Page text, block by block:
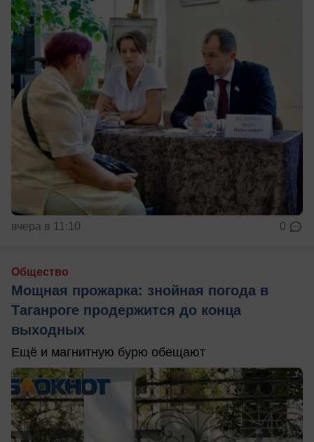
вчера в 11:10 0
Общество
Мощная прожарка: знойная погода в
Таганроге продержится до конца
выходных
Ещё и магнитную бурю обещают